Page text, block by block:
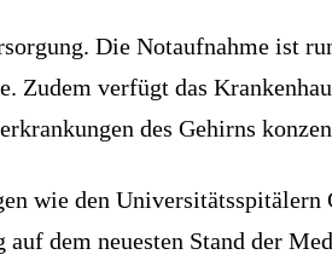
Die Notaufnahme ist
Zudem verfügt das
des Gehirns
wie den
dem neuesten Stand der